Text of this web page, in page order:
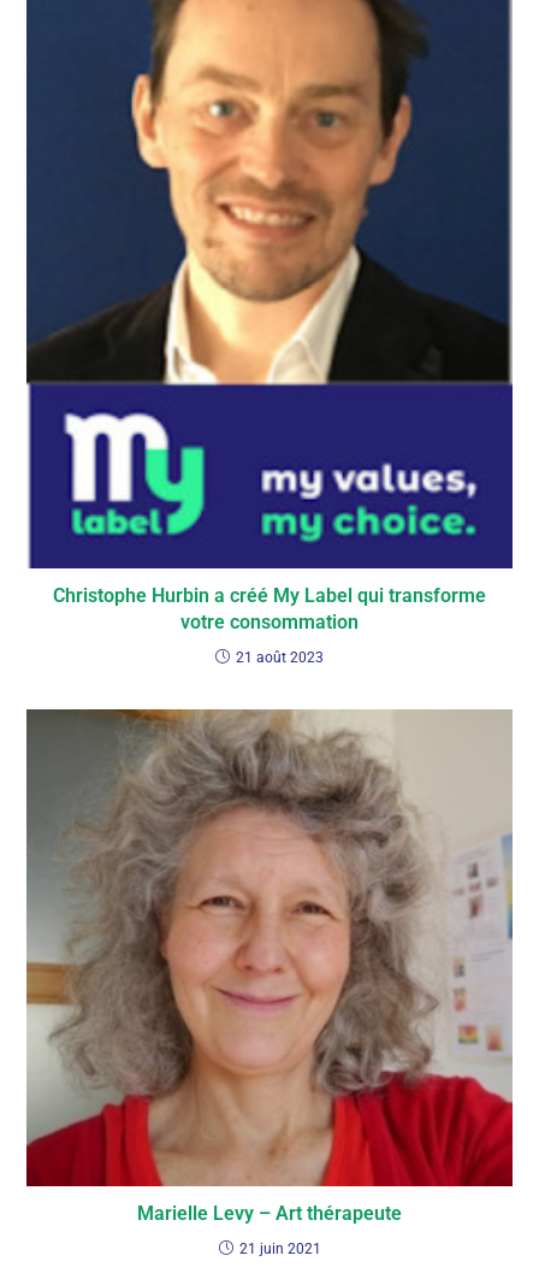
Christophe Hurbin a créé My Label qui transforme
votre consommation
21 août 2023
Marielle Levy – Art thérapeute
21 juin 2021